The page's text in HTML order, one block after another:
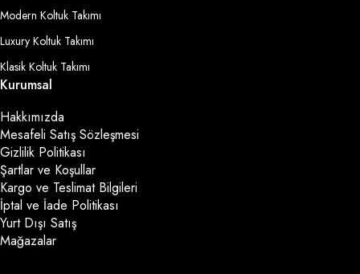
Modern Koltuk Takımı
Luxury Koltuk Takımı
Klasik Koltuk Takımı
Kurumsal
Hakkımızda
Mesafeli Satış Sözleşmesi
Gizlilik Politikası
Şartlar ve Koşullar
Kargo ve Teslimat Bilgileri
İptal ve İade Politikası
Yurt Dışı Satış
Mağazalar